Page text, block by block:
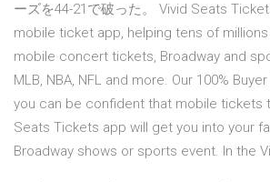
ーズを44-21で破った。 Vivid Seats
mobile ticket app, helping tens of millions
mobile concert tickets, Broadway and
MLB, NBA, NFL and more. Our 100%
you can be confident that mobile tickets
Seats Tickets app will get you into your
Broadway shows or sports event. In the